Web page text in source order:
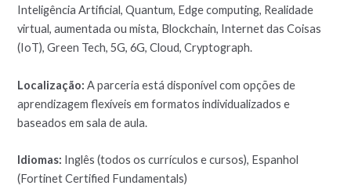
Inteligência Artificial, Quantum, Edge computing, Realidade
virtual, aumentada ou mista, Blockchain, Internet das Coisas
(IoT), Green Tech, 5G, 6G, Cloud, Cryptograph.
Localização:A parceria está disponível com opções de
aprendizagem flexíveis em formatos individualizados e
baseados em sala de aula.
Idiomas: Inglês (todos os currículos e cursos), Espanhol
(Fortinet Certified Fundamentals)